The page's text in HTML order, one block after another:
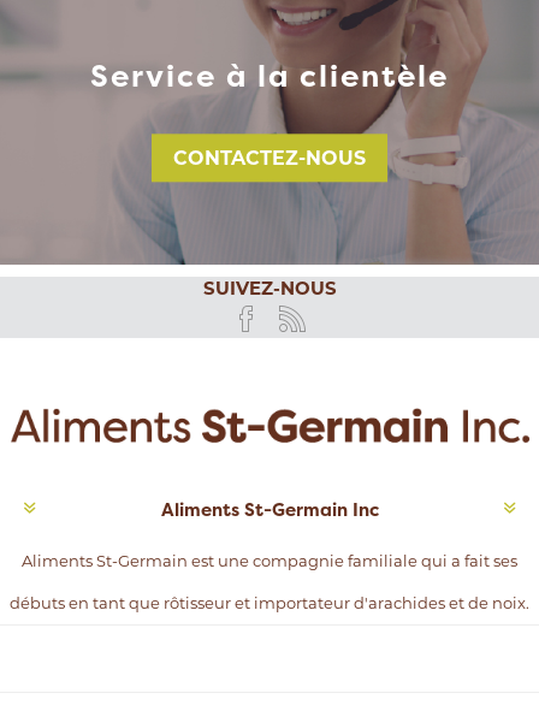
Service à la clientèle
CONTACTEZ-NOUS
SUIVEZ-NOUS
Aliments St-Germain Inc
Aliments St-Germain est une compagnie familiale qui a fait ses
débuts en tant que rôtisseur et importateur d'arachides et de noix.